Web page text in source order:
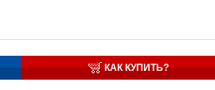
КАК КУПИТЬ?